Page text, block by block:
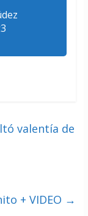
valentía de
+ VIDEO →